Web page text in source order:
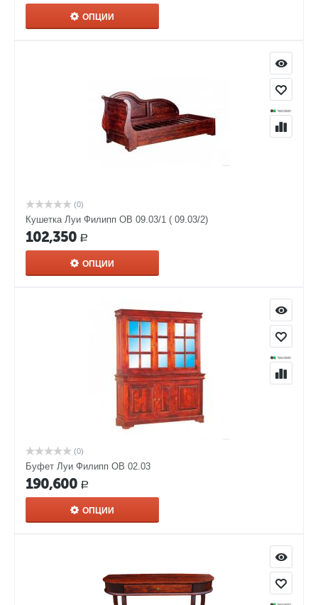
ОПЦИИ
(0)
Кушетка Луи Филипп ОВ 09.03/1 ( 09.03/2)
102,350 Р
ОПЦИИ
(0)
Буфет Луи Филипп ОВ 02.03
190,600 Р
ОПЦИИ